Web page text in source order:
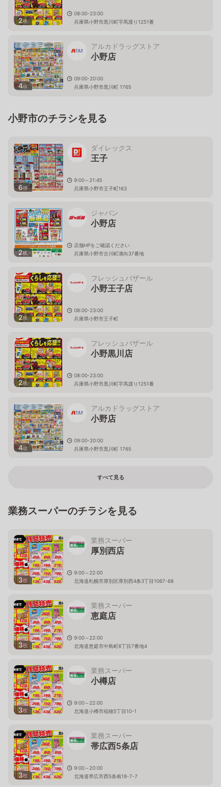
2枚
08:00-23:00
兵庫県小野市黒川町字馬渡り1251番
4枚
アルカドラッグストア
小野店
09:00-20:00
兵庫県小野市黒川町 1765
小野市のチラシを見る
6枚
ダイレックス
王子
9:00～21:45
兵庫県小野市王子町163
2枚
ジャパン
小野店
店舗HPをご確認ください
兵庫県小野市古川町溝向37番地
2枚
フレッシュバザール
小野王子店
08:00-23:00
兵庫県小野市王子町
2枚
フレッシュバザール
小野黒川店
08:00-23:00
兵庫県小野市黒川町字馬渡り1251番
4枚
アルカドラッグストア
小野店
09:00-20:00
兵庫県小野市黒川町 1765
すべて見る
業務スーパーのチラシを見る
3枚
業務スーパー
厚別西店
9:00～22:00
北海道札幌市厚別区厚別西4条3丁目1067-68
3枚
業務スーパー
恵庭店
9:00～22:00
北海道恵庭市中島町6丁目7番地4
3枚
業務スーパー
小樽店
9:00～22:00
北海道小樽市稲穂5丁目10-1
3枚
業務スーパー
帯広西5条店
9:00～20:00
北海道帯広市西5条南18-7-7